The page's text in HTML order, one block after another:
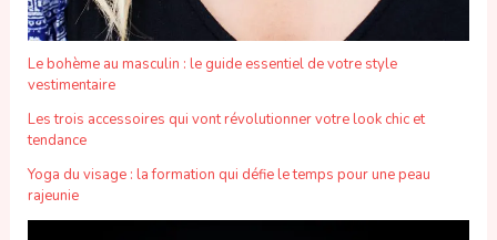
Le bohème au masculin : le guide essentiel de votre style
vestimentaire
Les trois accessoires qui vont révolutionner votre look chic et
tendance
Yoga du visage : la formation qui défie le temps pour une peau
rajeunie